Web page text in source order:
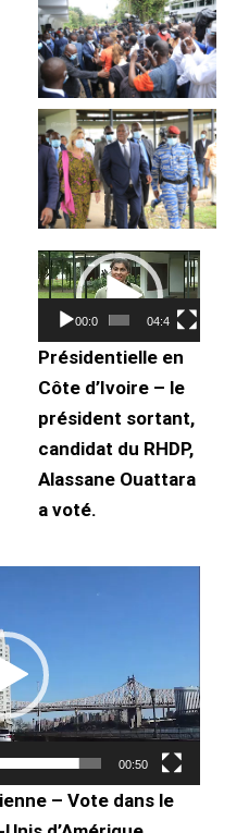
Lecteur
vidéo
00:00 04:44
Présidentielle en
Côte d’Ivoire – le
président sortant,
candidat du RHDP,
Alassane Ouattara
a voté.
00:50
– Vote dans le